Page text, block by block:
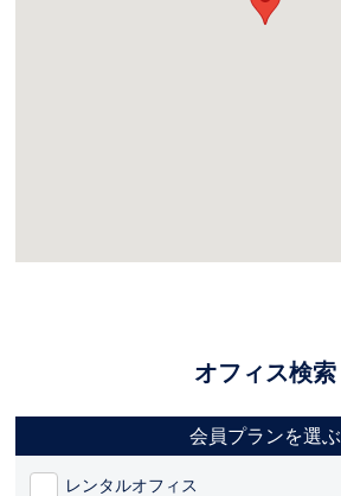
オフィス検索
会員プランを選ぶ
レンタルオフィス